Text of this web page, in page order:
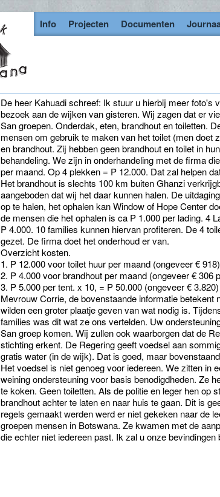
Info Projecten Documenten
De heer Kahuadi schreef: Ik stuur u hierbij meer foto's
bezoek aan de wijken van gisteren. Wij zagen dat er
San groepen. Onderdak, eten, brandhout en toiletten.
mensen om gebruik te maken van het toilet (men doet
en brandhout. Zij hebben geen brandhout en toilet in
behandeling. We zijn in onderhandeling met de firma
per maand. Op 4 plekken = P 12.000. Dat zal helpen
Het brandhout is slechts 100 km buiten Ghanzi
aangeboden dat wij het daar kunnen halen. De
op te halen, het ophalen kan Window of Hope Center
de mensen die het ophalen is ca P 1.000 per lading. 4
P 4.000. 10 families kunnen hiervan profiteren. De 4
gezet. De firma doet het onderhoud er van.
Overzicht kosten.
1. P 12.000 voor toilet huur per maand (ongeveer € 918)
2. P 4.000 voor brandhout per maand (ongeveer € 306
3. P 5.000 per tent. x 10, = P 50.000 (ongeveer € 3.820)
Mevrouw Corrie, de bovenstaande informatie betekent
wilden een groter plaatje geven van wat nodig is.
families was dit wat ze ons vertelden. Uw
San groep komen. Wij zullen ook waarborgen dat de
stichting erkent. De Regering geeft voedsel aan
gratis water (in de wijk). Dat is goed, maar
Het voedsel is niet genoeg voor iedereen. We zitten in
weining ondersteuning voor basis benodigdheden. Ze
te koken. Geen toiletten. Als de politie en leger hen op
brandhout achter te laten en naar huis te gaan. Dit is
regels gemaakt werden werd er niet gekeken naar de
groepen mensen in Botswana. Ze kwamen met de
die echter niet iedereen past. Ik zal u onze